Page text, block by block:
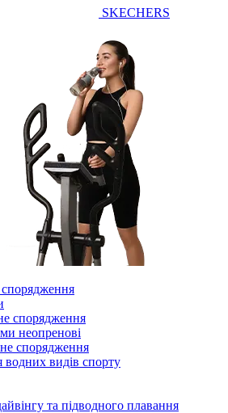
SKECHERS
спорядження
неопренові
спорядження
видів спорту
та підводного плавання